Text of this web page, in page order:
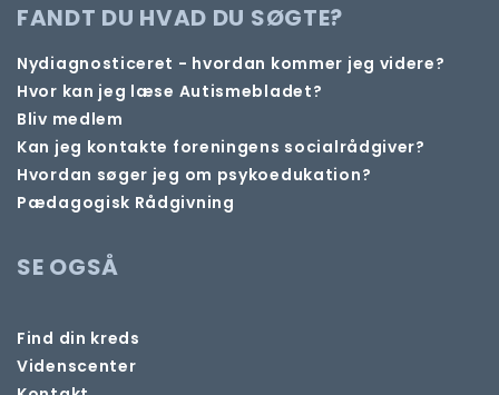
FANDT DU HVAD DU SØGTE?
Nydiagnosticeret - hvordan kommer jeg videre?
Hvor kan jeg læse Autismebladet?
Bliv medlem
Kan jeg kontakte foreningens socialrådgiver?
Hvordan søger jeg om psykoedukation?
Pædagogisk Rådgivning
SE OGSÅ
Find din kreds
Videnscenter